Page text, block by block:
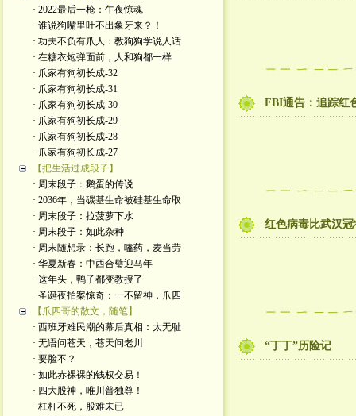
· 2022最后一枪：午夜惊魂
· 谁说狗嘴里吐不出象牙来？！
· 功夫不负有爪人：教狗狗学说人话
· 在糖衣炮弹面前，人和狗都一样
· 爪家有狗初长成-32
· 爪家有狗初长成-31
· 爪家有狗初长成-30
· 爪家有狗初长成-29
· 爪家有狗初长成-28
· 爪家有狗初长成-27
【把生活过成段子】
· 周末段子：鹅蛋的传说
· 2036年，当碳基生命被硅基生命取
· 周末段子：拉菠萝下水
· 周末段子：如此杂种
· 周末随想录：长跑，嗑药，麦当劳
· 华夏新春：中西合璧迎马年
· 这年头，鸭子都变教授了
· 圣诞夜拍案惊奇：一不留神，爪四
【爪四哥的散文，随笔】
· 西班牙难民潮的幕后真相：太无耻
· 无语问苍天，苍天问老川
· 要脸不？
· 如此赤裸裸的钱权交易！
· 四大股神，唯川普独尊！
· 杠杆不死，股难未已
FBI通告：追踪红
红色病毒比武汉
“丁丁”历险记